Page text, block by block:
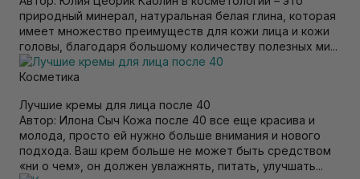
природный минерал, натуральная белая глина, которая
имеет множество преимуществ для кожи лица и кожи
головы, благодаря большому количеству полезных ми...
Косметика
Лучшие кремы для лица после 40
Автор: Илона Сыч Кожа после 40 все еще красива и
молода, просто ей нужно больше внимания и нового
подхода. Ваш крем больше не может быть средством
«ни о чем», он должен увлажнять, питать, улучшать...